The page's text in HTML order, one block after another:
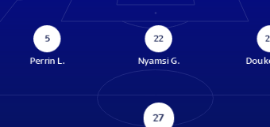
5
Perrin L.
22
Nyamsi G.
27